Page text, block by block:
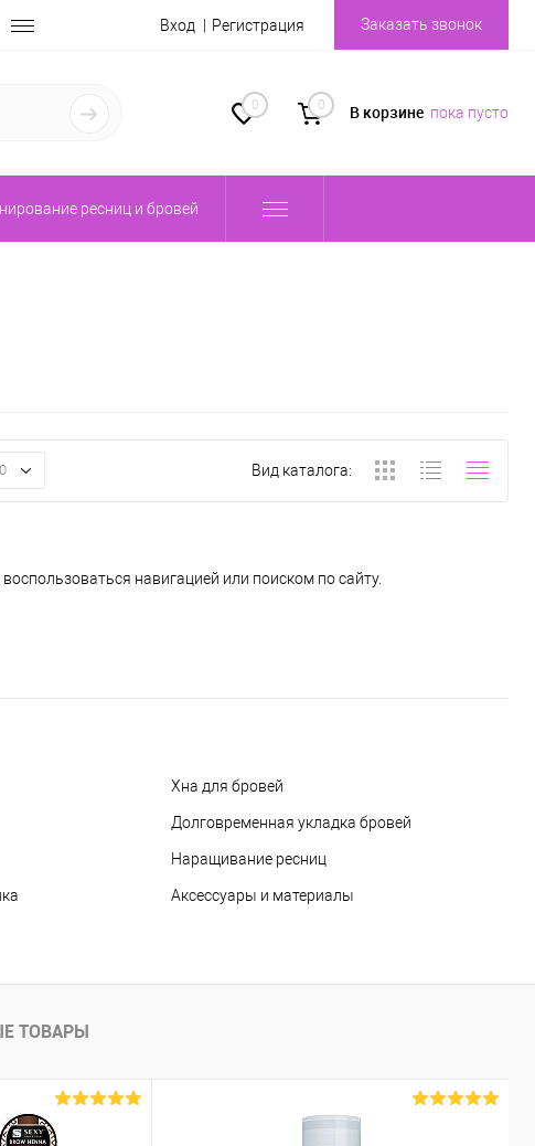
Вход Регистрация Заказать звонок
0 0 В корзине пока пусто
ресниц и бровей
Вид каталога:
воспользоваться навигацией или поиском по сайту.
Хна для бровей
Долговременная укладка бровей
Наращивание ресниц
Аксессуары и материалы
ТОВАРЫ